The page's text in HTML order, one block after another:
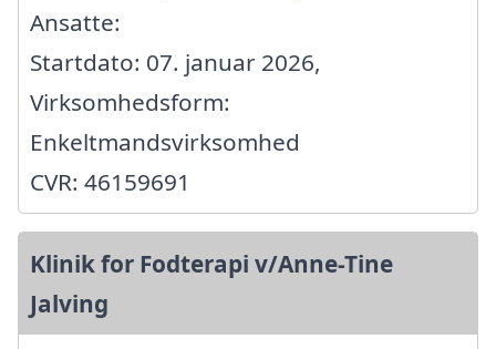
Ansatte:
Startdato: 07. januar 2026,
Virksomhedsform:
Enkeltmandsvirksomhed
CVR: 46159691
Klinik for Fodterapi v/Anne-Tine
Jalving